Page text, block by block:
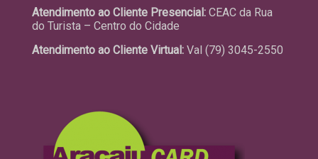
Atendimento ao Cliente Presencial: CEAC da Rua
do Turista – Centro do Cidade
Atendimento ao Cliente Virtual: Val (79) 3045-2550